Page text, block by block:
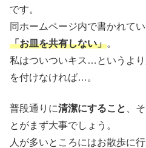
です。
同ホームページ内で書かれて
「お皿を共有しない」。
私はついついキス…というよ
を付けなければ…。
普段通りに清潔にすること
、
とがまず大事でしょう。
人が多いところにはお散歩に